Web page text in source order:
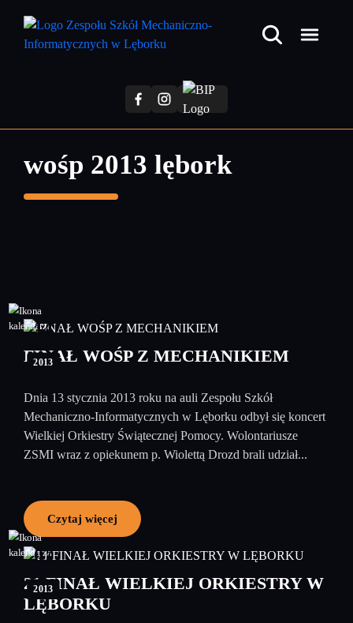
treści
wośp 2013 lębork
14
2013
FINAŁ WOŚP Z MECHANIKIEM
Dnia 13 stycznia 2013 roku na auli Zespołu Szkół
Mechaniczno-Informatycznych w Lęborku odbył się koncert
Wielkiej Orkiestry Świątecznej Pomocy. Wolontariusze
ZSMI wraz z opiekunem p. Wiolettą Drozd brali udział...
Czytaj więcej
07
2013
21 FINAŁ WIELKIEJ ORKIESTRY W
LĘBORKU